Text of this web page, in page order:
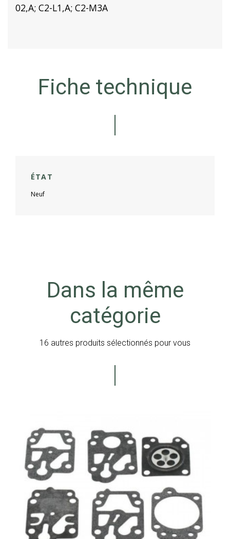
02,A; C2-L1,A; C2-M3A
Fiche technique
ÉTAT
Neuf
Dans la même
catégorie
16 autres produits sélectionnés pour vous